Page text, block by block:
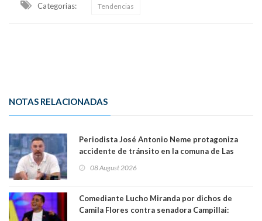
Categorias: Tendencias
NOTAS RELACIONADAS
Periodista José Antonio Neme protagoniza
accidente de tránsito en la comuna de Las
08 August 2026
Comediante Lucho Miranda por dichos de
Camila Flores contra senadora Campillai: